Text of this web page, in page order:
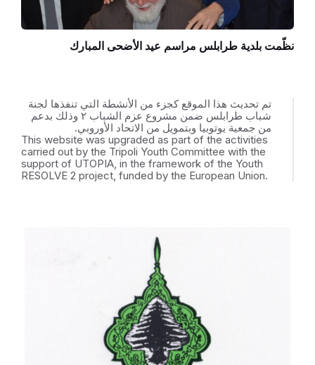
نظّمت بلدية طرابلس مراسم عيد الأضحى المبارك
تم تحديث هذا الموقع كجزء من الأنشطة التي تنفذها لجنة
شباب طرابلس ضمن مشروع عزم الشباب ٢ وذلك بدعم
من جمعية يوتوبيا وبتمويل من الاتحاد الأوروبي.
This website was upgraded as part of the activities
carried out by the Tripoli Youth Committee with the
support of UTOPIA, in the framework of the Youth
RESOLVE 2 project, funded by the European Union.